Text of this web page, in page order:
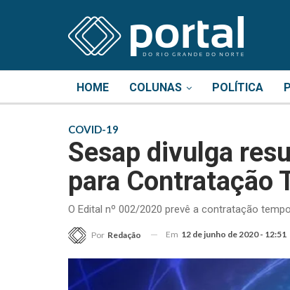
HOME COLUNAS POLÍTICA
COVID-19
Sesap divulga
para Contratação
O Edital nº 002/2020 prevê a contratação
Por Redação Em 12 de junho de 2020 - 12:51